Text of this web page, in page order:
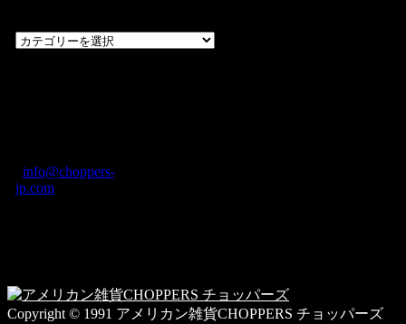
過
テ
ゴ
info@choppers-
jp.com
Copyright © 1991 アメリカン雑貨CHOPPERS チョッパーズ